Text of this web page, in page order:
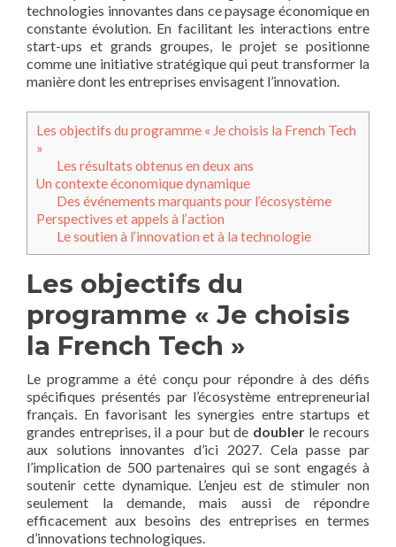
technologies innovantes dans ce paysage économique en
constante évolution. En facilitant les interactions entre
start-ups et grands groupes, le projet se positionne
comme une initiative stratégique qui peut transformer la
manière dont les entreprises envisagent l’innovation.
Les objectifs du programme « Je choisis la French Tech
»
Les résultats obtenus en deux ans
Un contexte économique dynamique
Des événements marquants pour l’écosystème
Perspectives et appels à l’action
Le soutien à l’innovation et à la technologie
Les objectifs du
programme « Je choisis
la French Tech »
Le programme a été conçu pour répondre à des défis
spécifiques présentés par l’écosystème entrepreneurial
français. En favorisant les synergies entre startups et
grandes entreprises, il a pour but de doublerle recours
aux solutions innovantes d’ici 2027. Cela passe par
l’implication de 500 partenaires qui se sont engagés à
soutenir cette dynamique. L’enjeu est de stimuler non
seulement la demande, mais aussi de répondre
efficacement aux besoins des entreprises en termes
d’innovations technologiques.